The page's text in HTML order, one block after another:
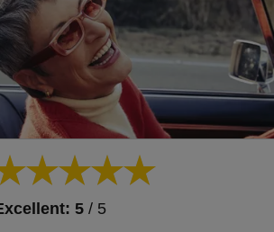
5 / 5